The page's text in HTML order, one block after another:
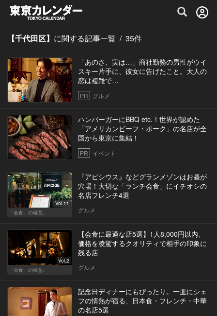
グルメ情報・プレミアムレストラン予約
【千代田区】 に関する記事一覧 / 35件
「あのさ、実は…」商社勤務の男性がウイ
スキー片手に、彼女に告げたこと。大人の
恋は複雑で…
PR グルメ
ハンバーガーにBBQ etc.！世界が認めた
「アメリカンビーフ・ポーク」の名店が全
国から東京に集結！
PR イベント
Vol.11
「会食」の極意。
『アピシウス』などグランメゾンはお昼が
穴場！大切な「ランチ会食」にイチオシの
名店フレンチ4選
グルメ
Vol.2
「会食」の極意。
【会食に最適な店5選】1人8,000円以内、
価格を凌駕するクオリティで相手の印象に
残る店
グルメ
記念日ディナーにもぴったり。一皿にシェ
フの情熱が宿る、日本食・フレンチ・中華
の名店5選